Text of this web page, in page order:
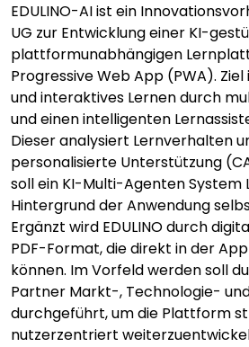
EDULINO-AI ist ein
UG zur Entwicklung einer KI-
plattformunabhängigen
Progressive Web App (PWA). Ziel
und interaktives Lernen durch
und einen intelligenten
Dieser analysiert Lernverhalten
personalisierte Unterstützung
soll ein KI-Multi-Agenten System
Hintergrund der Anwendung
Ergänzt wird EDULINO durch
PDF-Format, die direkt in der
können. Im Vorfeld werden soll
Partner Markt-, Technologie-
durchgeführt, um die Plattform
nutzerzentriert